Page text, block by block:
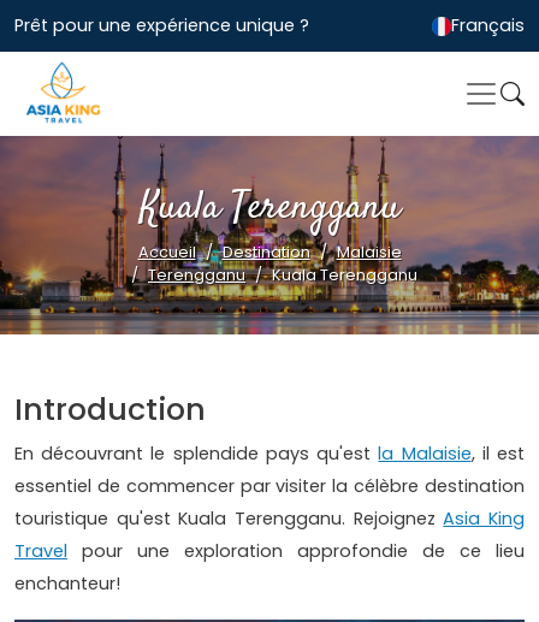
Prêt pour une expérience unique ? Français
Kuala Terengganu
Accueil Destination
Malaisie
Terengganu
Kuala Terengganu
Introduction
En découvrant le splendide pays qu'estla Malaisie, il est
essentiel de commencer par visiter la célèbre destination
touristique qu'est Kuala Terengganu. RejoignezAsia King
Travel pour une exploration approfondie de ce lieu
enchanteur!